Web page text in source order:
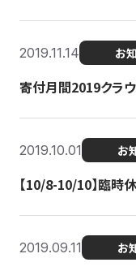
2019.11.14 お
寄付月間2019クラ
2019.10.01 お
【10/8-10/10】臨時
2019.09.11 お